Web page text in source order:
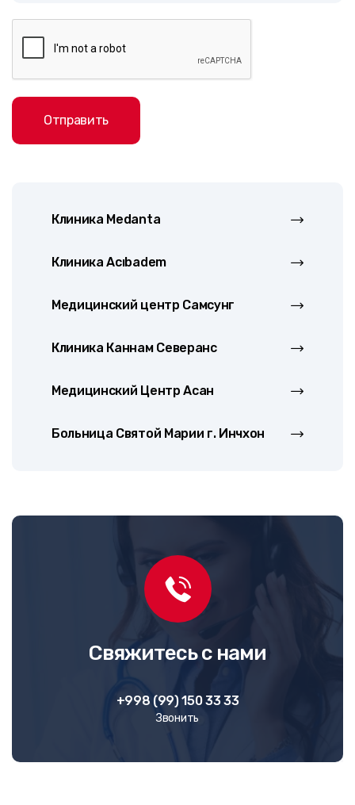
Клиника Medanta
Клиника Acıbadem
Медицинский центр Самсунг
Клиника Каннам Северанс
Медицинский Центр Асан
Больница Святой Марии г. Инчхон
Свяжитесь с нами
+998 (99) 150 33 33
Звонить
Отправить